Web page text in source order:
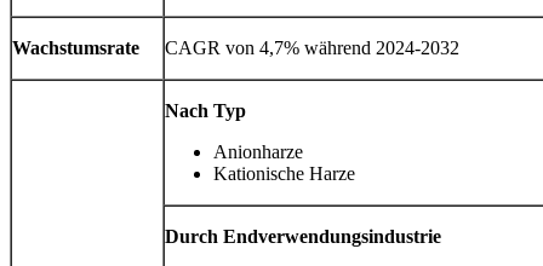
Wachstumsrate CAGR von 4,7% während 2024-2032
Nach Typ
Anionharze
Kationische Harze
Durch Endverwendungsindustrie